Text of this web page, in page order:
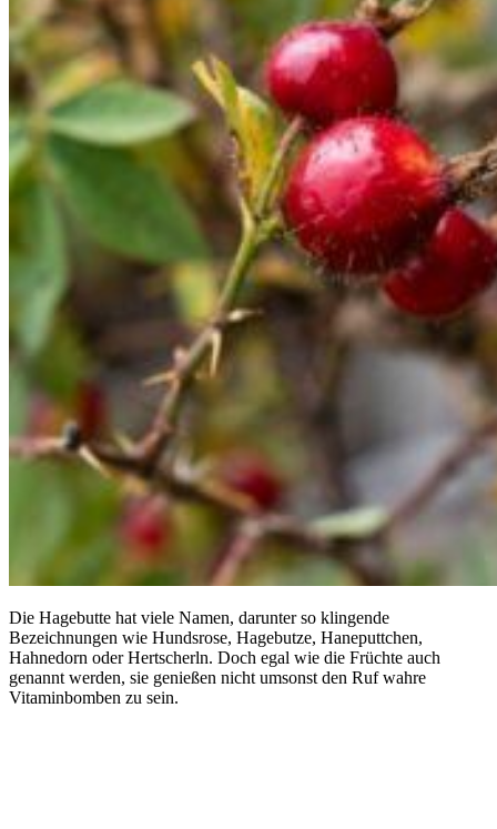
Die Hagebutte hat viele Namen, darunter so klingende
Bezeichnungen wie Hundsrose, Hagebutze, Haneputtchen,
Hahnedorn oder Hertscherln. Doch egal wie die Früchte auch
genannt werden, sie genießen nicht umsonst den Ruf wahre
Vitaminbomben zu sein.